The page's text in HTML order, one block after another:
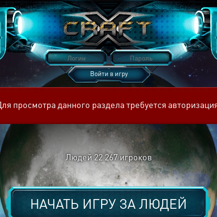
Войти в игру
просмотра данного раздела требуется
Людей 22 267игроков
НАЧАТЬ ИГРУ ЗАЛЮДЕЙ